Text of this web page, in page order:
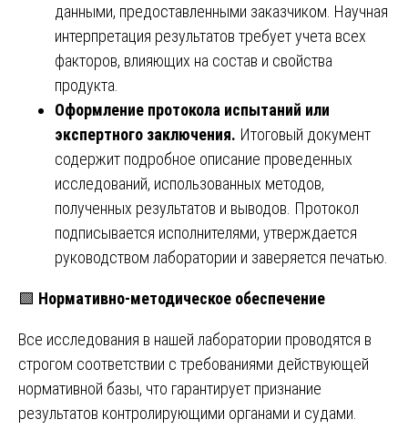
данными, предоставленными заказчиком. Научная
интерпретация результатов требует учета всех
факторов, влияющих на состав и свойства
продукта.
Оформление протокола испытаний или
экспертного заключения. Итоговый документ
содержит подробное описание проведенных
исследований, использованных методов,
полученных результатов и выводов. Протокол
подписывается исполнителями, утверждается
руководством лаборатории и заверяется печатью.
🟩 Нормативно-методическое обеспечение
Все исследования в нашей лаборатории проводятся в
строгом соответствии с требованиями действующей
нормативной базы, что гарантирует признание
результатов контролирующими органами и судами.